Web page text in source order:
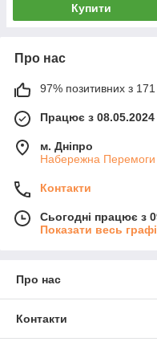
Купити
Про нас
97% позитивних з 171
Працює з 08.05.2024
м. Дніпро
Набережна Перемоги
Контакти
Сьогодні працює з
Показати весь
Про нас
Контакти